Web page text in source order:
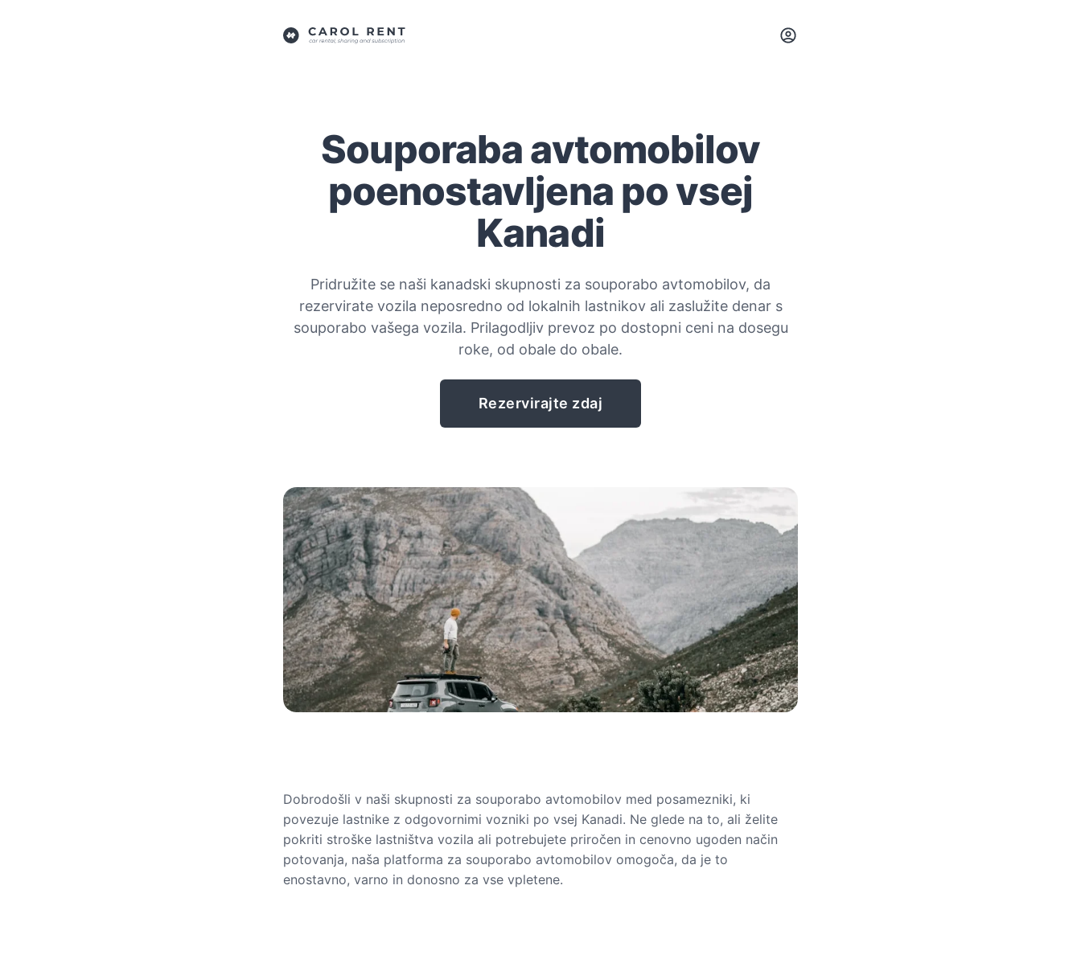
Souporaba avtomobilov
poenostavljena po vsej
Kanadi
Pridružite se naši kanadski skupnosti za souporabo avtomobilov, da
rezervirate vozila neposredno od lokalnih lastnikov ali zaslužite denar s
souporabo vašega vozila. Prilagodljiv prevoz po dostopni ceni na dosegu
roke, od obale do obale.
Rezervirajte zdaj
Dobrodošli v naši skupnosti za souporabo avtomobilov med posamezniki, ki
povezuje lastnike z odgovornimi vozniki po vsej Kanadi. Ne glede na to, ali želite
pokriti stroške lastništva vozila ali potrebujete priročen in cenovno ugoden način
potovanja, naša platforma za souporabo avtomobilov omogoča, da je to
enostavno, varno in donosno za vse vpletene.